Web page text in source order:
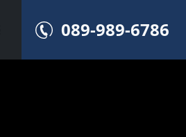
089-989-6786